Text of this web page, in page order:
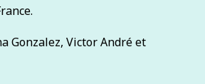
Gonzalez, Victor André et